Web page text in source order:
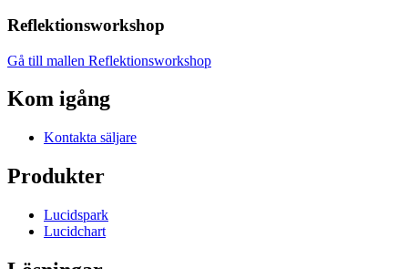
Reflektionsworkshop
Gå till mallen Reflektionsworkshop
Kom igång
Kontakta säljare
Produkter
Lucidspark
Lucidchart